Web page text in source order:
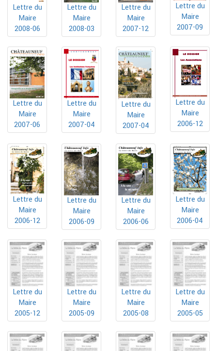
Lettre du
Maire
2008-06
Lettre du
Maire
2008-03
Lettre du
Maire
2007-12
Lettre du
Maire
2007-09
Lettre du
Maire
2007-06
Lettre du
Maire
2007-04
Lettre du
Maire
2007-04
Lettre du
Maire
2006-12
Lettre du
Maire
2006-12
Lettre du
Maire
2006-09
Lettre du
Maire
2006-06
Lettre du
Maire
2006-04
Lettre du
Maire
2005-12
Lettre du
Maire
2005-09
Lettre du
Maire
2005-08
Lettre du
Maire
2005-05